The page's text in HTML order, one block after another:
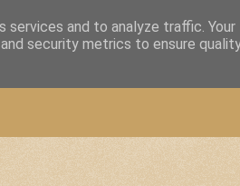
and to analyze traffic.
security metrics to ensure